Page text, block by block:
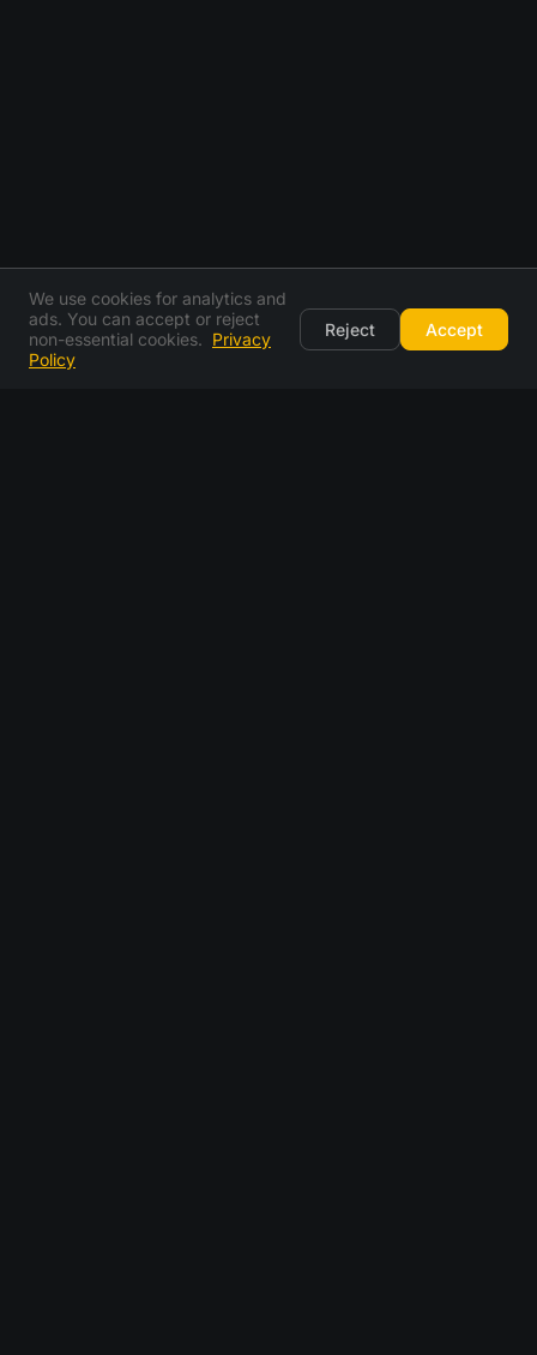
We use cookies for analytics and
ads. You can accept or reject
non-essential cookies. Privacy
Policy
Reject Accept